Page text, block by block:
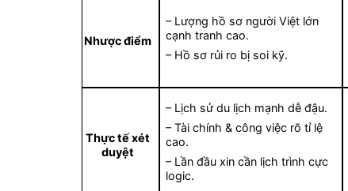
Nhược điểm
– Lượng hồ sơ người Việt lớn
cạnh tranh cao.
– Hồ sơ rủi ro bị soi kỹ.
Thực tế xét
duyệt
– Lịch sử du lịch mạnh dễ đậu.
– Tài chính & công việc rõ tỉ lệ
cao.
– Lần đầu xin cần lịch trình cực
logic.